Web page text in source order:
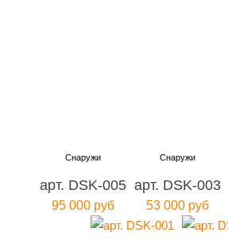
арт. DSK-005
95 000 руб
арт. DSK-003
53 000 руб